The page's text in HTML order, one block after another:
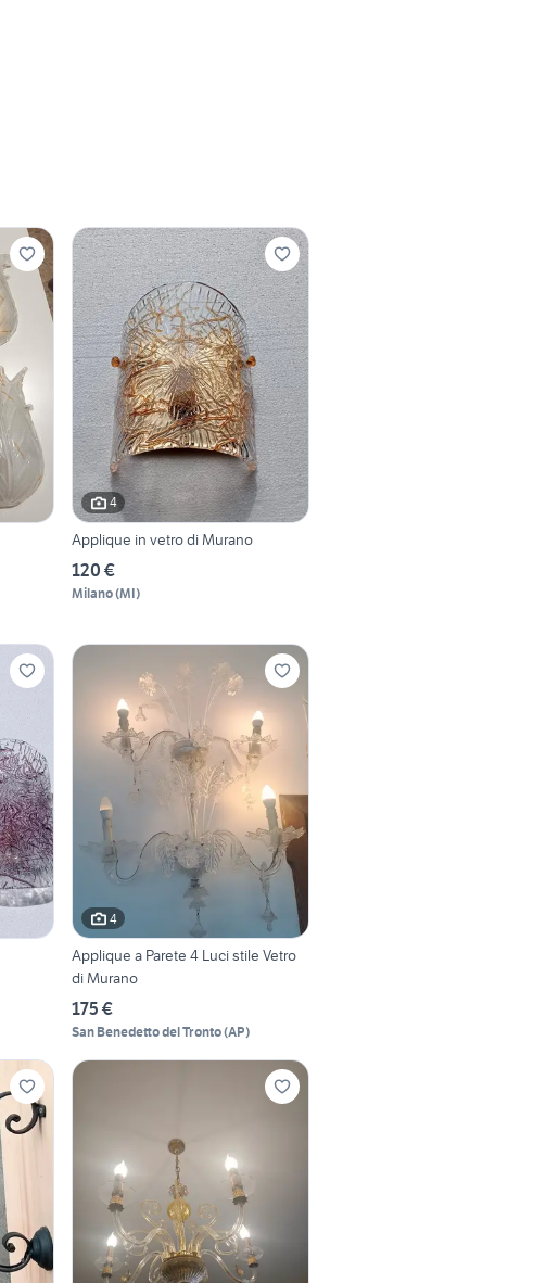
4
Applique in vetro di Murano
120 €
Milano(MI)
4
Applique a Parete 4 Luci stile Vetro
di Murano
175 €
San Benedetto del Tronto(AP)